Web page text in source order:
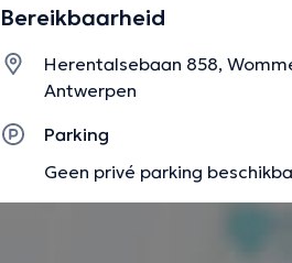
Bereikbaarheid
Herentalsebaan 858,
Antwerpen
Parking
Geen privé parking